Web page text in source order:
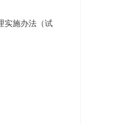
实施办法（试